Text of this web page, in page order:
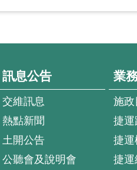
訊息公告
交維訊息
熱點新聞
土開公告
公聽會及說明會
業
施政
捷運
捷運
捷運